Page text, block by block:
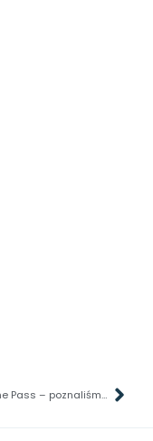
Xbox Game Pass – poznaliśmy pierwszą listę gier na marzec 2025!